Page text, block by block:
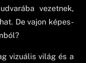
vezetnek,
De vajon képes-
vizuális világ és a